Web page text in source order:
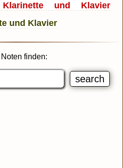
und Klavier
finden: